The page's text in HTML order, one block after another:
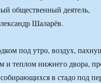
общественный деятель,
Шаларёв.
под утро, воздух,
и теплом нижнего двора,
в стадо под